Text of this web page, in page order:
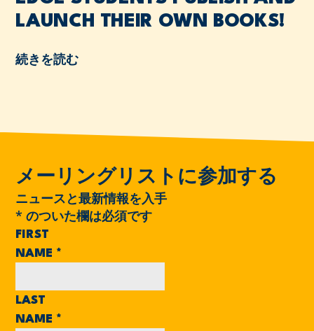
LAUNCH THEIR OWN BOOKS!
続きを読む
メーリングリストに参加する
ニュースと最新情報を入手
* のついた欄は必須です
FIRST
NAME *
LAST
NAME *